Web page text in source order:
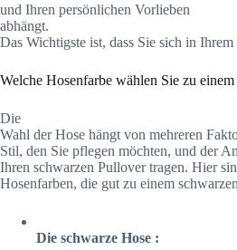
und Ihren persönlichen Vorlieben
abhängt.
Das Wichtigste ist, dass Sie sich in
Welche Hosenfarbe wählen Sie zu
Die
Wahl der Hose hängt von mehreren
Stil, den Sie pflegen möchten, und der
Ihren schwarzen Pullover tragen. Hier
Hosenfarben, die gut zu einem
Die schwarze Hose :